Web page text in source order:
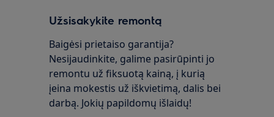
Užsisakykite remontą
Baigėsi prietaiso garantija?
Nesijaudinkite, galime pasirūpinti jo
remontu už fiksuotą kainą, į kurią
įeina mokestis už iškvietimą, dalis bei
darbą. Jokių papildomų išlaidų!